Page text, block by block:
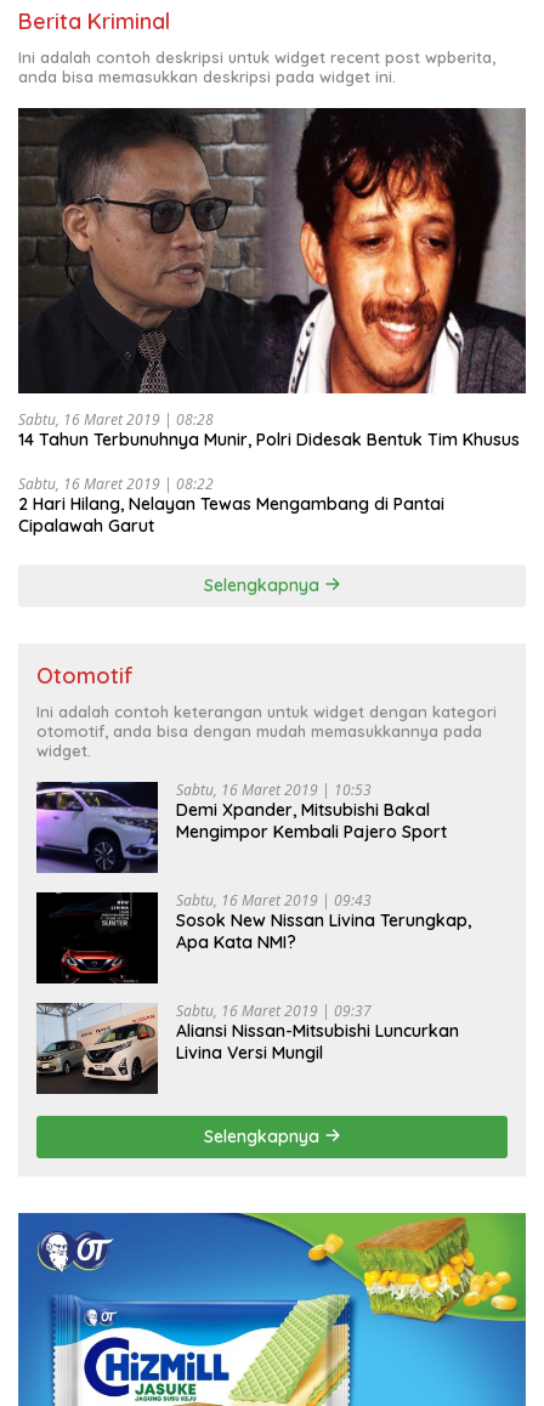
Berita Kriminal
Ini adalah contoh deskripsi untuk widget recent post wpberita,
anda bisa memasukkan deskripsi pada widget ini.
Sabtu, 16 Maret 2019 | 08:28
14 Tahun Terbunuhnya Munir, Polri Didesak Bentuk Tim Khusus
Sabtu, 16 Maret 2019 | 08:22
2 Hari Hilang, Nelayan Tewas Mengambang di Pantai
Cipalawah Garut
Selengkapnya
Otomotif
Ini adalah contoh keterangan untuk widget dengan kategori
otomotif, anda bisa dengan mudah memasukkannya pada
widget.
Sabtu, 16 Maret 2019 | 10:53
Demi Xpander, Mitsubishi Bakal
Mengimpor Kembali Pajero Sport
Sabtu, 16 Maret 2019 | 09:43
Sosok New Nissan Livina Terungkap,
Apa Kata NMI?
Sabtu, 16 Maret 2019 | 09:37
Aliansi Nissan-Mitsubishi Luncurkan
Livina Versi Mungil
Selengkapnya